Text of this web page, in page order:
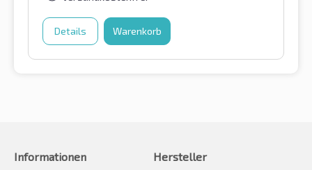
Details Warenkorb
Informationen
Hersteller